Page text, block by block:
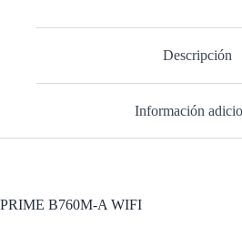
Descripción
Información
PRIME B760M-A WIFI